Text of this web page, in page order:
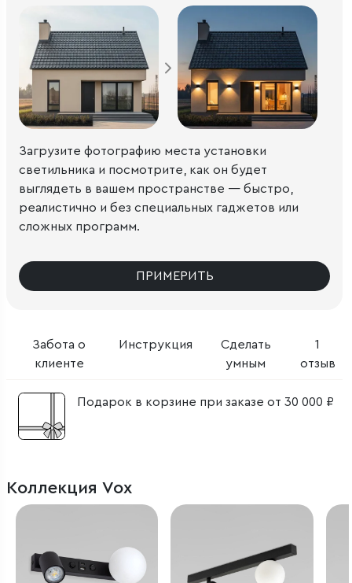
Забота о
клиенте
Инструкция
Сделать
умным
1
отзыв
Подарок в корзине при заказе от 30 000 ₽
Загрузите фотографию места установки
светильника и посмотрите, как он будет
выглядеть в вашем пространстве — быстро,
реалистично и без специальных гаджетов или
сложных программ.
ПРИМЕРИТЬ
Коллекция Vox